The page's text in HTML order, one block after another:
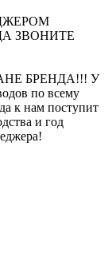
ЗВОНИТЕ
БРЕНДА!!! У
по всему
к нам поступит
и год